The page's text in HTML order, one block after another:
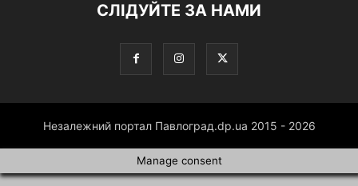
СЛІДУЙТЕ ЗА НАМИ
Незалежний портал Павлоград.dp.ua 2015 - 2026
Manage consent